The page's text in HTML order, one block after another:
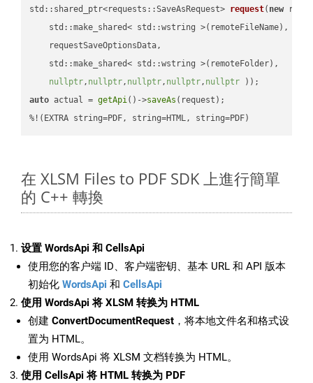
std::shared_ptr<requests::SaveAsRequest> request( new
    std::make_shared< std::wstring >(remoteFileName),
    requestSaveOptionsData,
    std::make_shared< std::wstring >(remoteFolder),
nullptr, nullptr, nullptr, nullptr, nullptr ))
auto actual = getApi()->saveAs (request);
%!(EXTRA string=PDF, string=HTML, string=PDF)
在 XLSM Files to PDF SDK 上進行簡單
的 C++ 轉換
设置 WordsApi 和 CellsApi
使用您的客户端 ID、客户端密钥、基本 URL 和 API 版本
初始化 WordsApi 和 CellsApi
使用 WordsApi 将 XLSM 转换为 HTML
创建 ConvertDocumentRequest ，将本地文件名和格式设
置为 HTML。
使用 WordsApi 将 XLSM 文档转换为 HTML。
使用 CellsApi 将 HTML 转换为 PDF